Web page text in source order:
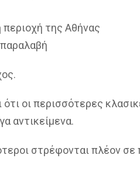
περιοχή της Αθήνας
οι περισσότερες
αντικείμενα.
στρέφονται πλέον